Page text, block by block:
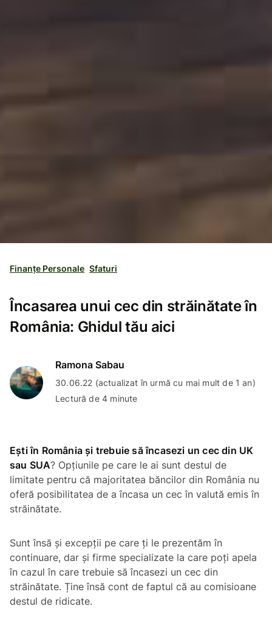
Finanțe Personale Sfaturi
Încasarea unui cec din străinătate în
România: Ghidul tău aici
Ramona Sabau
30.06.22 (actualizat în urmă cu mai mult de 1 an)
Lectură de 4 minute
Ești în România și trebuie să încasezi un cec din UK
sau SUA? Opțiunile pe care le ai sunt destul de
limitate pentru că majoritatea băncilor din România nu
oferă posibilitatea de a încasa un cec în valută emis în
străinătate.
Sunt însă și excepții pe care ți le prezentăm în
continuare, dar și firme specializate la care poți apela
în cazul în care trebuie să încasezi un cec din
străinătate. Ține însă cont de faptul că au comisioane
destul de ridicate.